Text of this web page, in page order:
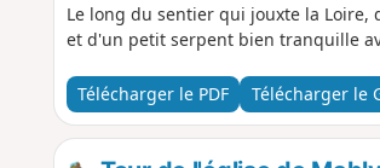
Le long du sentier qui jouxte la
et d'un petit serpent bien tranquille
Télécharger le PDF Télécharger le